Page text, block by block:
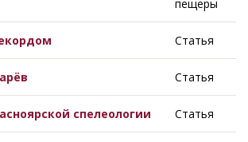
пещеры
Статья
Статья
спелеологии Статья